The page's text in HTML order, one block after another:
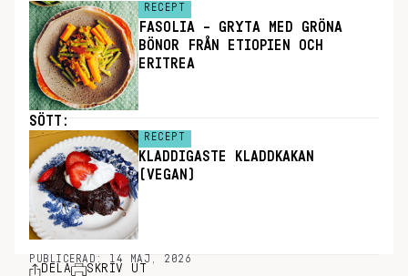
RECEPT
FASOLIA – GRYTA MED GRÖNA
BÖNOR FRÅN ETIOPIEN OCH
ERITREA
SÖTT:
RECEPT
KLADDIGASTE KLADDKAKAN
(VEGAN)
PUBLICERAD: 14 MAJ, 2026
DELA SKRIV UT